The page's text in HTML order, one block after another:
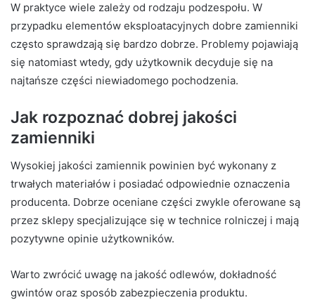
W praktyce wiele zależy od rodzaju podzespołu. W
przypadku elementów eksploatacyjnych dobre zamienniki
często sprawdzają się bardzo dobrze. Problemy pojawiają
się natomiast wtedy, gdy użytkownik decyduje się na
najtańsze części niewiadomego pochodzenia.
Jak rozpoznać dobrej jakości
zamienniki
Wysokiej jakości zamiennik powinien być wykonany z
trwałych materiałów i posiadać odpowiednie oznaczenia
producenta. Dobrze oceniane części zwykle oferowane są
przez sklepy specjalizujące się w technice rolniczej i mają
pozytywne opinie użytkowników.
Warto zwrócić uwagę na jakość odlewów, dokładność
gwintów oraz sposób zabezpieczenia produktu.